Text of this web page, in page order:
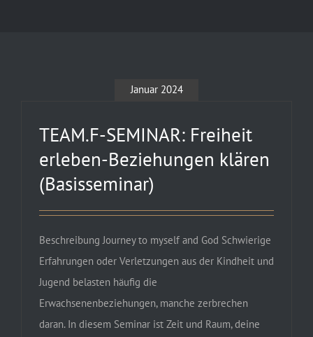
Januar 2024
TEAM.F-SEMINAR: Freiheit
erleben-Beziehungen klären
(Basisseminar)
Beschreibung Journey to myself and God Schwierige
Erfahrungen oder Verletzungen aus der Kindheit und
Jugend belasten häufig die
Erwachsenenbeziehungen, manche zerbrechen
daran. In diesem Seminar ist Zeit und Raum, deine